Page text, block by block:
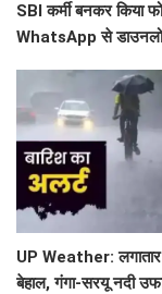
SBI कर्मी बनकर किया
WhatsApp से
उड़ाए ₹46 हजार
UP Weather: लगातार
बेहाल, गंगा-सरयू नदी